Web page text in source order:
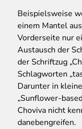
Beispielsweise
einem Mantel
Vorderseite nur
Austausch der
der Schriftzug
Schlagworten
Darunter in
„Sunflower-
Choviva nicht
danebengreifen.